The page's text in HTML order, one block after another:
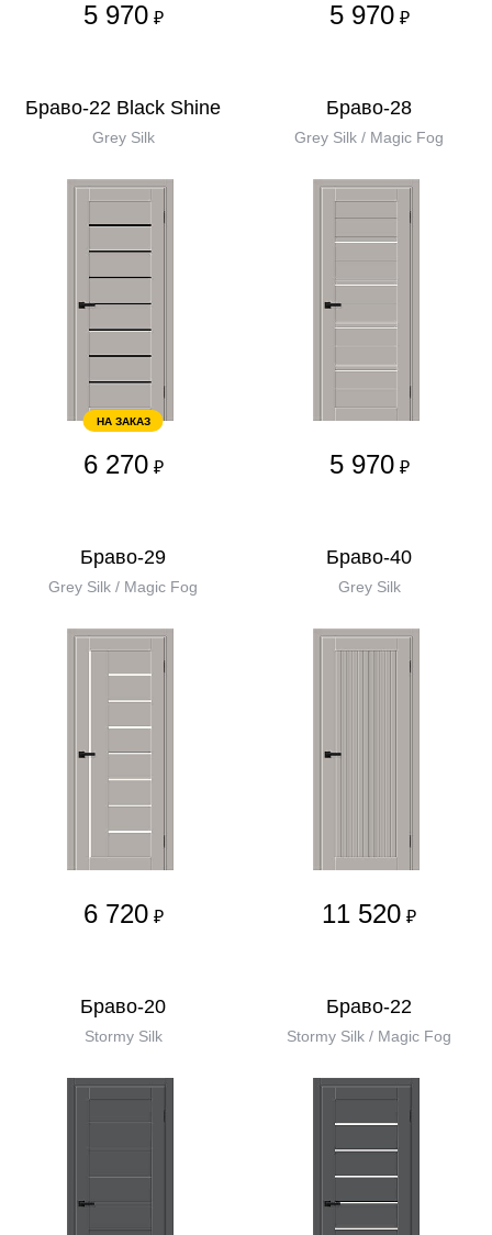
5 970 ₽ 5 970 ₽
Браво-22 Black Shine
Grey Silk
НА ЗАКАЗ
6 270 ₽
Браво-28
Grey Silk / Magic Fog
5 970 ₽
Браво-29
Grey Silk / Magic Fog
6 720 ₽
Браво-40
Grey Silk
11 520 ₽
Браво-20
Stormy Silk
Браво-22
Stormy Silk / Magic Fog